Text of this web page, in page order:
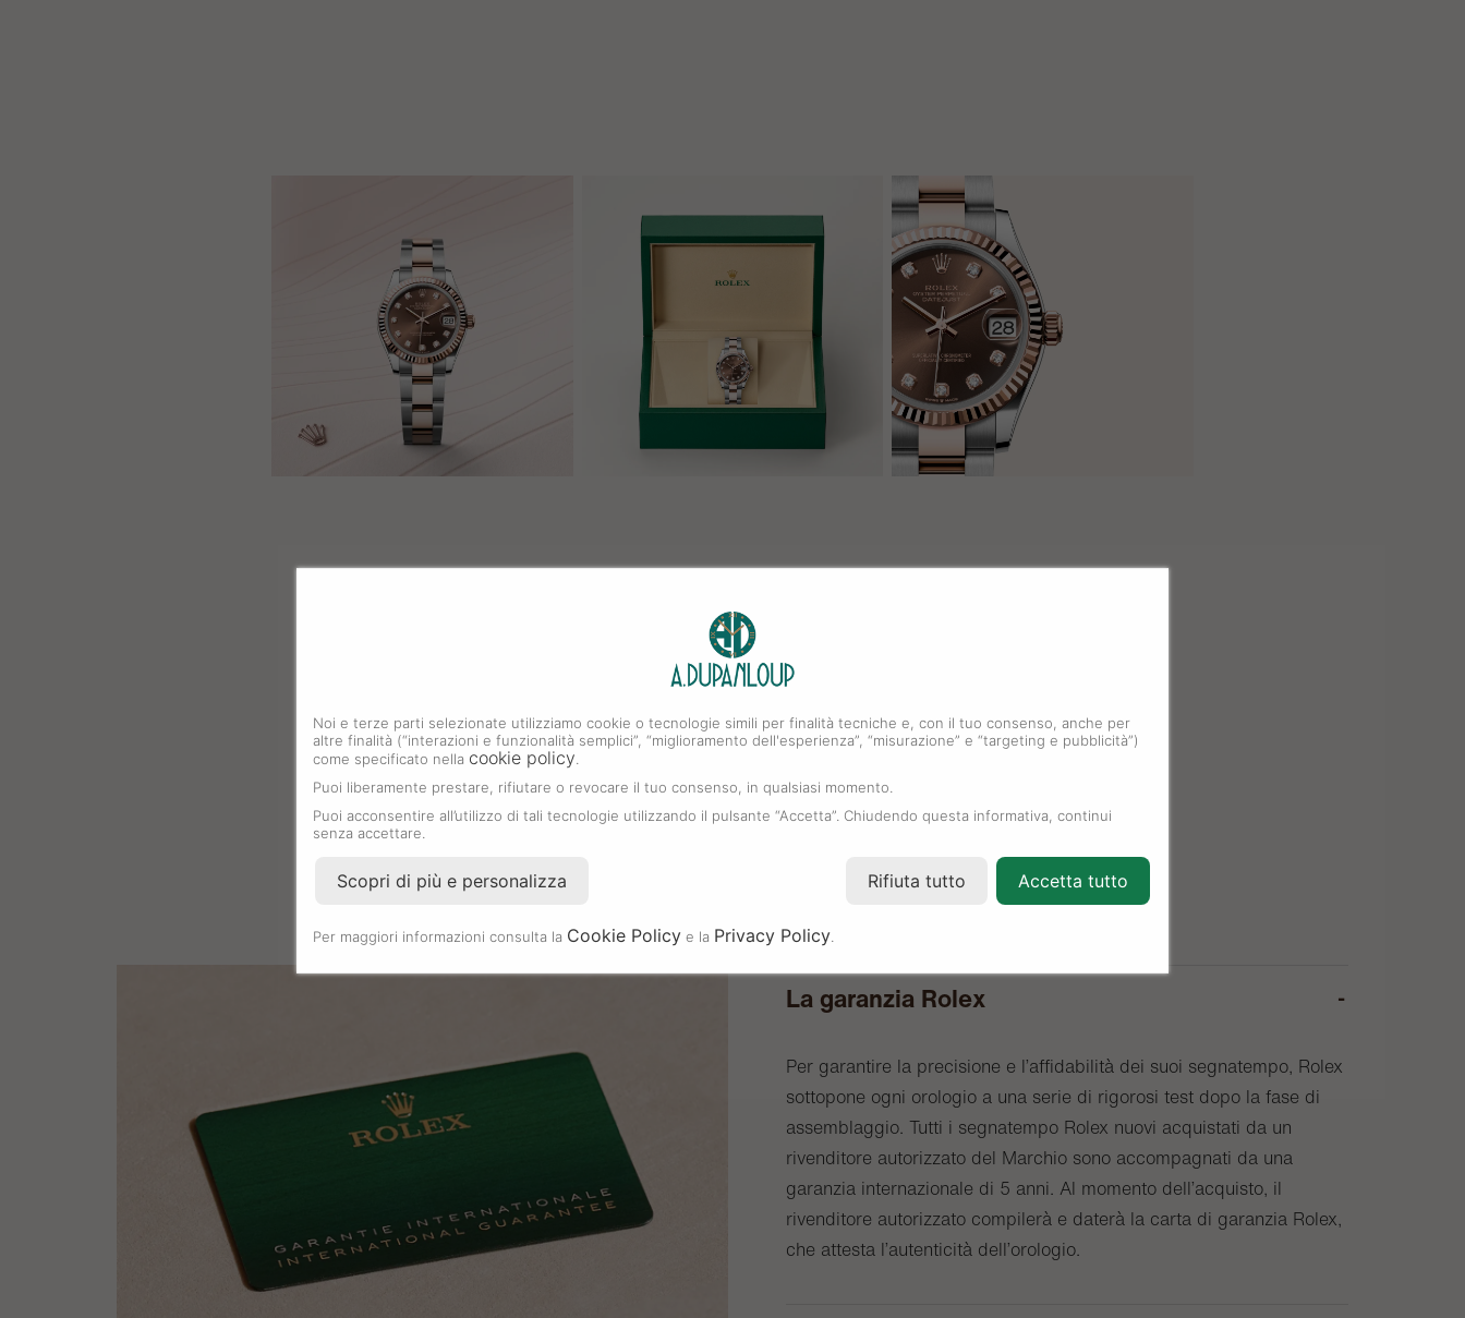
La garanzia Rolex
Per garantire la precisione e l’affidabilità dei suoi segnatempo, Rolex
sottopone ogni orologio a una serie di rigorosi test dopo la fase di
assemblaggio. Tutti i segnatempo Rolex nuovi acquistati da un
rivenditore autorizzato del Marchio sono accompagnati da una
garanzia internazionale di 5 anni. Al momento dell’acquisto, il
rivenditore autorizzato compilerà e daterà la carta di garanzia Rolex,
che attesta l’autenticità dell’orologio.
Noi e terze parti selezionate utilizziamo cookie o tecnologie simili per finalità tecniche e, con il tuo consenso, anche per
altre finalità (“interazioni e funzionalità semplici”, “miglioramento dell'esperienza”, “misurazione” e “targeting e pubblicità”)
come specificato nella cookie policy
Puoi liberamente prestare, rifiutare o revocare il tuo consenso, in qualsiasi momento.
Puoi acconsentire all’utilizzo di tali tecnologie utilizzando il pulsante “Accetta”. Chiudendo questa informativa, continui
senza accettare.
Scopri di più e personalizza Rifiuta tutto Accetta tutto
Per maggiori informazioni consulta la Cookie Policy e la Privacy Policy